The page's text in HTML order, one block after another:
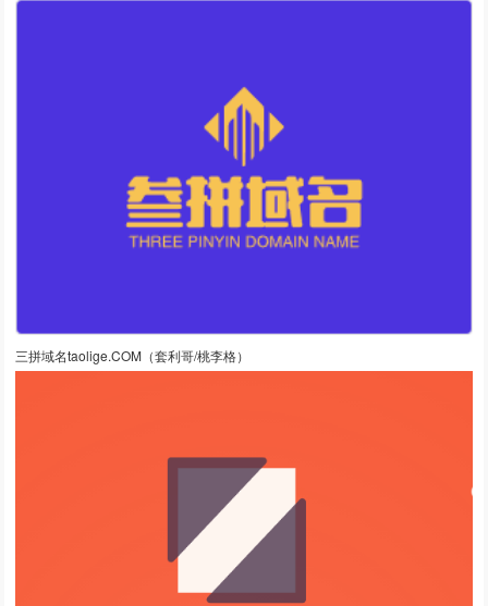
三拼域名taolige.COM（套利哥/桃李格）